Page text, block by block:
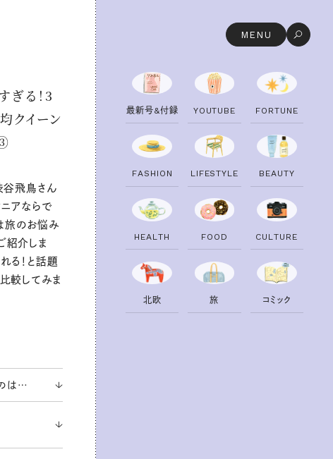
MENU
ぎる！3
クイーン
谷飛鳥さん
アならで
旅のお悩み
紹介しま
る！と話題
較してみま
は…
最新号&付録 YO UTU B E FO RTU N E
FAS H I O N LI FESTYLE B EAUTY
H EALTH FO O D CU LTU RE
北欧 旅 コ ミ ック